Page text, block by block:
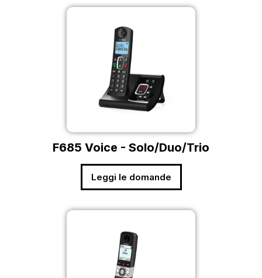
F685 Voice - Solo/Duo/Trio
Leggi le domande